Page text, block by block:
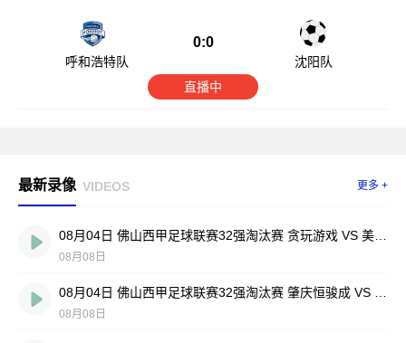
呼和浩特队
0:0
沈阳队
直播中
最新录像 VIDEOS 更多 +
08月08日
08月08日